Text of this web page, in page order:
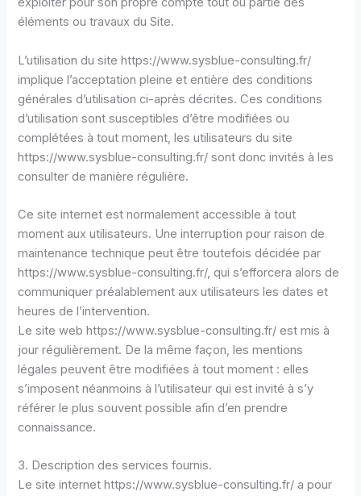
éléments ou travaux du Site.
L’utilisation du site https://www.sysblue-consulting.fr/
implique l’acceptation pleine et entière des conditions
générales d’utilisation ci-après décrites. Ces conditions
d’utilisation sont susceptibles d’être modifiées ou
complétées à tout moment, les utilisateurs du site
https://www.sysblue-consulting.fr/ sont donc invités à les
consulter de manière régulière.
Ce site internet est normalement accessible à tout
moment aux utilisateurs. Une interruption pour raison de
maintenance technique peut être toutefois décidée par
https://www.sysblue-consulting.fr/, qui s’efforcera alors de
communiquer préalablement aux utilisateurs les dates et
heures de l’intervention.
Le site web https://www.sysblue-consulting.fr/ est mis à
jour régulièrement. De la même façon, les mentions
légales peuvent être modifiées à tout moment : elles
s’imposent néanmoins à l’utilisateur qui est invité à s’y
référer le plus souvent possible afin d’en prendre
connaissance.
3. Description des services fournis.
Le site internet https://www.sysblue-consulting.fr/ a pour